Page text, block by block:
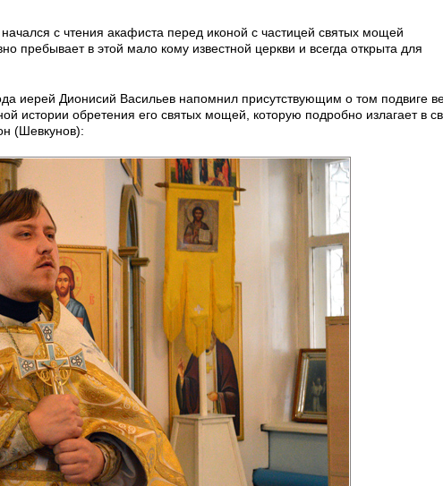
с чтения акафиста перед иконой с частицей святых мощей
пребывает в этой мало кому известной церкви и всегда открыта для
иерей Дионисий Васильев напомнил присутствующим о том подвиге
истории обретения его святых мощей, которую подробно излагает в
(Шевкунов):